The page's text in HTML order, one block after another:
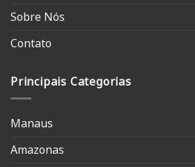
Sobre Nós
Contato
Principais Categorias
Manaus
Amazonas